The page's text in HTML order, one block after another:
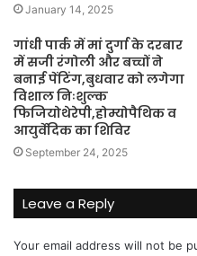
January 14, 2025
गांधी पार्क में मां दुर्गा के दरबार
में सजी रंगोली और बच्चों ने
बनाई पेंटिंग,बुधवार को लगेगा
विशाल निःशुल्क
फिजियोथेरेपी,होम्योपैथिक व
आयुर्वेदिक का शिविर
September 24, 2025
Leave a Reply
Your email address will not be